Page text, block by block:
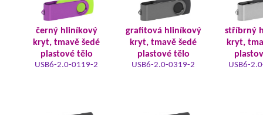
černý hliníkový
kryt, tmavě šedé
plastové tělo
USB6-2.0-0119-2
grafitová hliníkový
kryt, tmavě šedé
plastové tělo
USB6-2.0-0319-2
stříbrný
kryt,
USB6-